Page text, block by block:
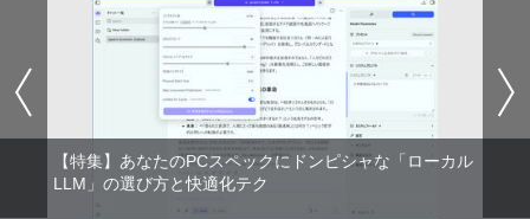
【特集】あなたのPCスペックにドンピシャな「ローカル
LLM」の選び方と快適化テク